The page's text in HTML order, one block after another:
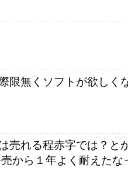
限無くソフトが欲しく
売れる程赤字では？と
から１年よく耐えたな